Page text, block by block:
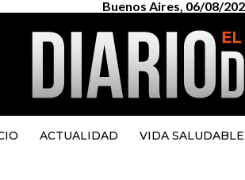
Buenos Aires, 06/08/
ACTUALIDAD VIDA SALUDABLE